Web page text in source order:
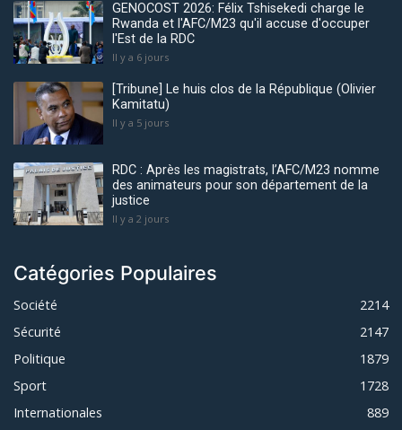
GENOCOST 2026: Félix Tshisekedi charge le
Rwanda et l'AFC/M23 qu'il accuse d'occuper
l'Est de la RDC
Il y a 6 jours
[Tribune] Le huis clos de la République (Olivier
Kamitatu)
Il y a 5 jours
RDC : Après les magistrats, l’AFC/M23 nomme
des animateurs pour son département de la
justice
Il y a 2 jours
Catégories Populaires
Société
2214
Sécurité
2147
Politique
1879
Sport
1728
Internationales
889